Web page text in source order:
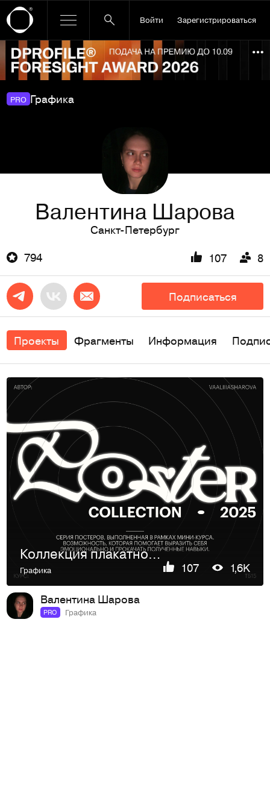
Войти Зарегистрироваться
Ссылка баннера
PRO Графика
Валентина Шарова
Санкт-Петербург
794
107 8
Подписаться
Проекты Фрагменты Информация
Коллекция плакатной графики, календарь
Графика 107 1,6K
Валентина Шарова
PRO Графика